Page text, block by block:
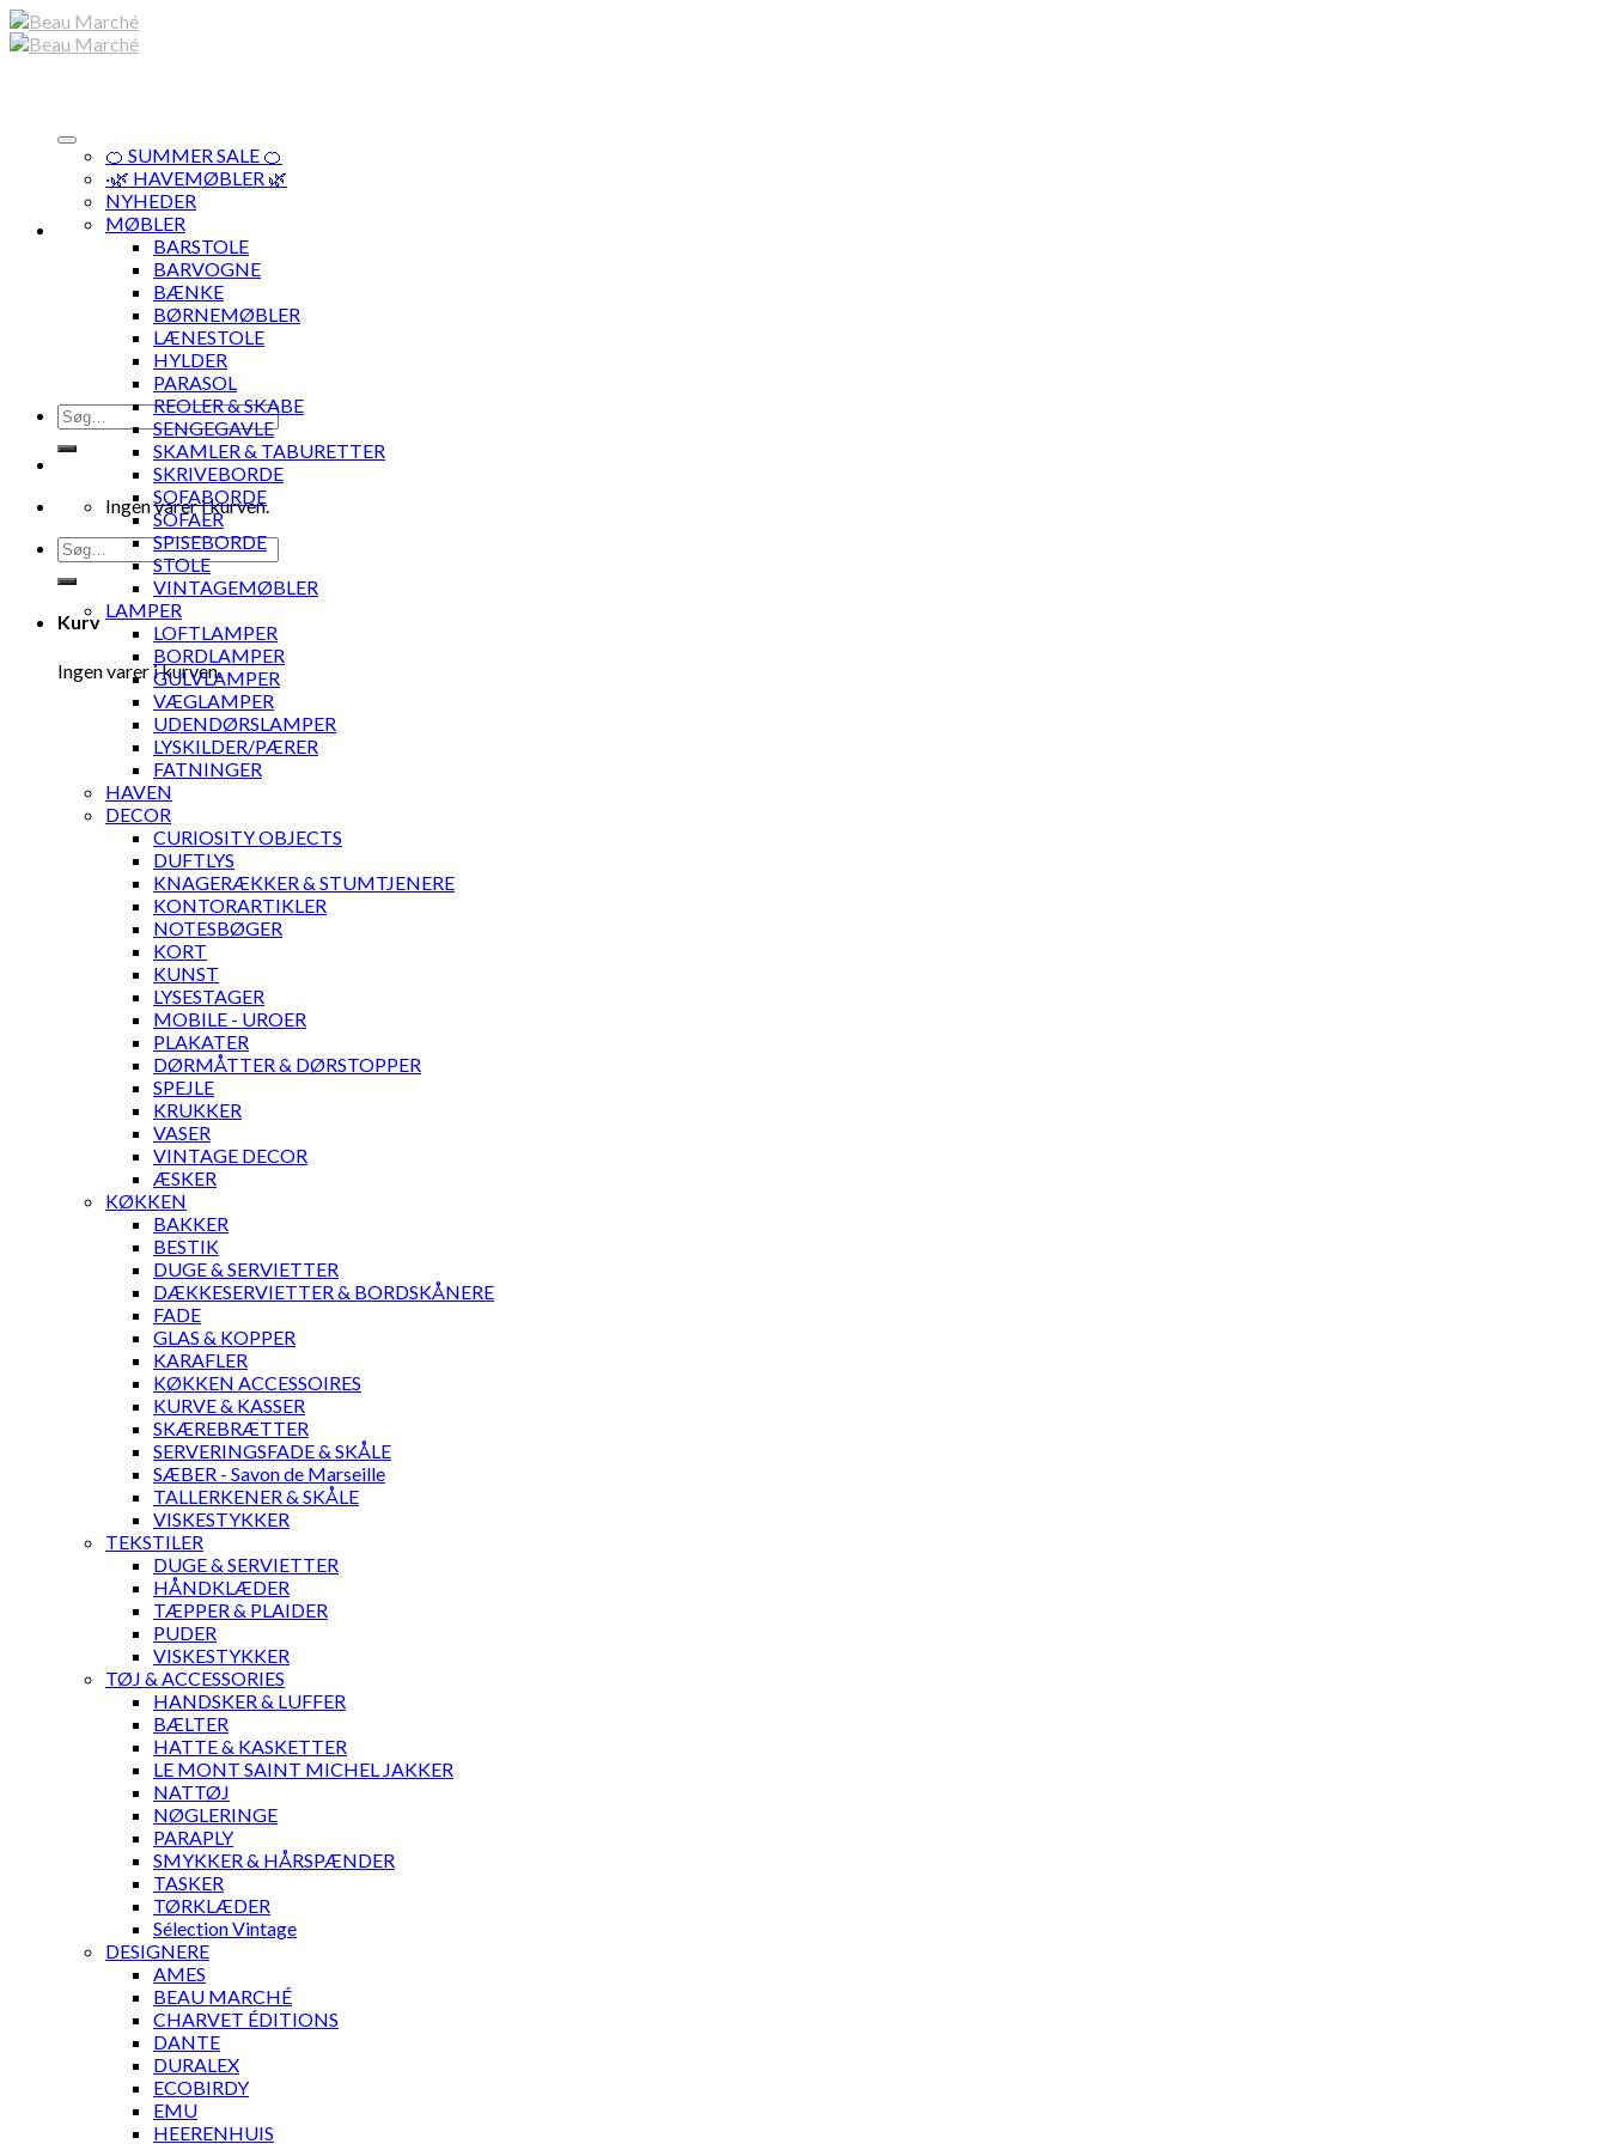
Skip
to
Søg
efter:
Ingen varer i kurven.
Søg
efter:
Kurv
Ingen varer i kurven.
🍊 SUMMER SALE 🍊
·🌿 HAVEMØBLER 🌿
NYHEDER
MØBLER
BARSTOLE
BARVOGNE
BÆNKE
BØRNEMØBLER
LÆNESTOLE
HYLDER
PARASOL
REOLER & SKABE
SENGEGAVLE
SKAMLER & TABURETTER
SKRIVEBORDE
SOFABORDE
SOFAER
SPISEBORDE
STOLE
VINTAGEMØBLER
LAMPER
LOFTLAMPER
BORDLAMPER
GULVLAMPER
VÆGLAMPER
UDENDØRSLAMPER
LYSKILDER/PÆRER
FATNINGER
HAVEN
DECOR
CURIOSITY OBJECTS
DUFTLYS
KNAGERÆKKER & STUMTJENERE
KONTORARTIKLER
NOTESBØGER
KORT
KUNST
LYSESTAGER
MOBILE - UROER
PLAKATER
DØRMÅTTER & DØRSTOPPER
SPEJLE
KRUKKER
VASER
VINTAGE DECOR
ÆSKER
KØKKEN
BAKKER
BESTIK
DUGE & SERVIETTER
DÆKKESERVIETTER & BORDSKÅNERE
FADE
GLAS & KOPPER
KARAFLER
KØKKEN ACCESSOIRES
KURVE & KASSER
SKÆREBRÆTTER
SERVERINGSFADE & SKÅLE
SÆBER - Savon de Marseille
TALLERKENER & SKÅLE
VISKESTYKKER
TEKSTILER
DUGE & SERVIETTER
HÅNDKLÆDER
TÆPPER & PLAIDER
PUDER
VISKESTYKKER
TØJ & ACCESSORIES
HANDSKER & LUFFER
BÆLTER
HATTE & KASKETTER
LE MONT SAINT MICHEL JAKKER
NATTØJ
NØGLERINGE
PARAPLY
SMYKKER & HÅRSPÆNDER
TASKER
TØRKLÆDER
Sélection Vintage
DESIGNERE
AMES
BEAU MARCHÉ
CHARVET ÉDITIONS
DANTE
DURALEX
ECOBIRDY
EMU
HEERENHUIS